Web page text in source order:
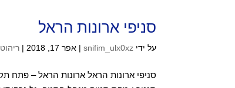
סניפי ארונות הראל
על ידיsnifim_ulx0xz
|אפר 17, 2018 |ריהוט